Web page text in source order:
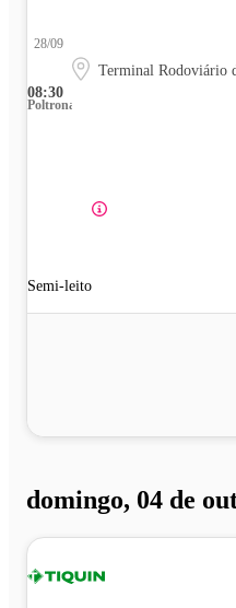
08:30
28/09
Terminal Rodoviário
Poltrona
Semi-leito
domingo, 04 de